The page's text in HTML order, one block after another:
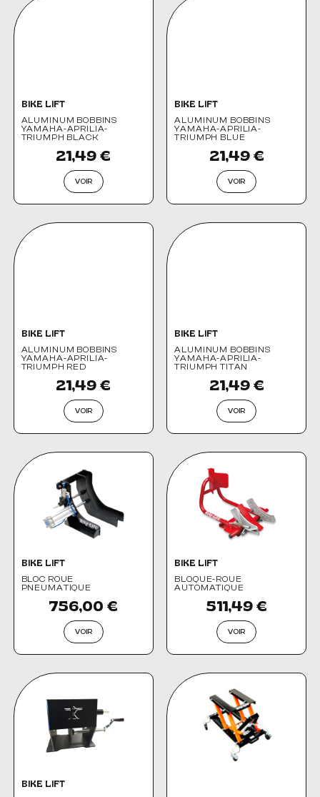
BIKE LIFT
ALUMINUM BOBBINS
YAMAHA-APRILIA-
TRIUMPH BLACK
21,49 €
VOIR
BIKE LIFT
ALUMINUM BOBBINS
YAMAHA-APRILIA-
TRIUMPH BLUE
21,49 €
VOIR
BIKE LIFT
ALUMINUM BOBBINS
YAMAHA-APRILIA-
TRIUMPH RED
21,49 €
VOIR
BIKE LIFT
ALUMINUM BOBBINS
YAMAHA-APRILIA-
TRIUMPH TITAN
21,49 €
VOIR
BIKE LIFT
BLOC ROUE
PNEUMATIQUE
756,00 €
VOIR
BIKE LIFT
BLOQUE-ROUE
AUTOMATIQUE
511,49 €
VOIR
BIKE LIFT